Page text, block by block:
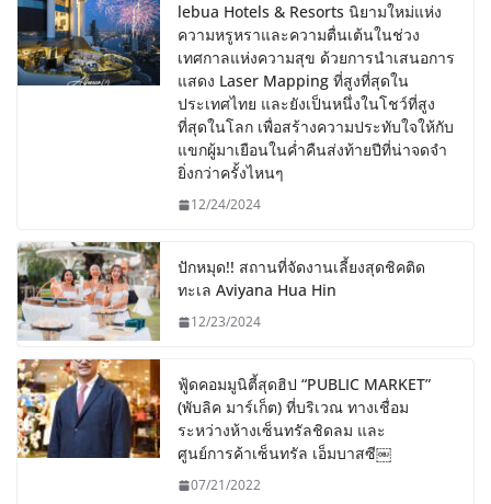
lebua Hotels & Resorts นิยามใหม่แห่ง
ความหรูหราและความตื่นเต้นในช่วง
เทศกาลแห่งความสุข ด้วยการนำเสนอการ
แสดง Laser Mapping ที่สูงที่สุดใน
ประเทศไทย และยังเป็นหนึ่งในโชว์ที่สูง
ที่สุดในโลก เพื่อสร้างความประทับใจให้กับ
แขกผู้มาเยือนในค่ำคืนส่งท้ายปีที่น่าจดจำ
ยิ่งกว่าครั้งไหนๆ
12/24/2024
ปักหมุด!! สถานที่จัดงานเลี้ยงสุดชิคติด
ทะเล Aviyana Hua Hin
12/23/2024
ฟู้ดคอมมูนิตี้สุดฮิป “PUBLIC MARKET”
(พับลิค มาร์เก็ต) ที่บริเวณ ทางเชื่อม
ระหว่างห้างเซ็นทรัลชิดลม และ
ศูนย์การค้าเซ็นทรัล เอ็มบาสซี￼
07/21/2022